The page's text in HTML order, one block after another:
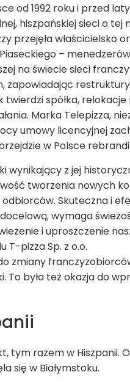
od 1992 roku i przed
hiszpańskiej sieci o tej
przejęła właścicielsko
–
na świecie sieci
zapowiadając
spółka,
Marka Telepizza,
umowy licencyjnej
w Polsce
wynikający z jej
tworzenia nowych
Skuteczna i
wymaga
i uproszczenie
T-pizza Sp. z o.o.
zmiany
To była też okazja do
tym razem w Hiszpanii.
się w Białymstoku.